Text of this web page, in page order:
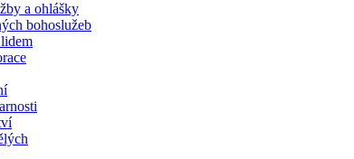
a ohlášky
bohoslužeb